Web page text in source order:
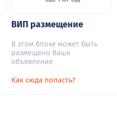
ВИП размещение
В этом блоке может быть
размещено Ваше
объявление
Как сюда попасть?